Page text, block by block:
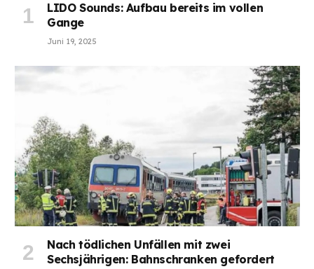
LIDO Sounds: Aufbau bereits im vollen
Gange
Juni 19, 2025
Nach tödlichen Unfällen mit zwei
Sechsjährigen: Bahnschranken gefordert